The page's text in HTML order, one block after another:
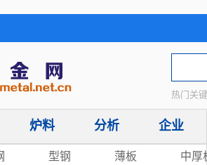
热门关
炉料 分析 企业
型钢 薄板
中厚